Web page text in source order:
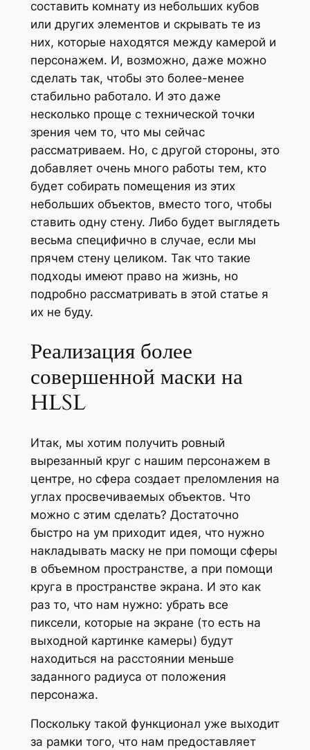
составить комнату из небольших кубов
или других элементов и скрывать те из
них, которые находятся между камерой и
персонажем. И, возможно, даже можно
сделать так, чтобы это более-менее
стабильно работало. И это даже
несколько проще с технической точки
зрения чем то, что мы сейчас
рассматриваем. Но, с другой стороны, это
добавляет очень много работы тем, кто
будет собирать помещения из этих
небольших объектов, вместо того, чтобы
ставить одну стену. Либо будет выглядеть
весьма специфично в случае, если мы
прячем стену целиком. Так что такие
подходы имеют право на жизнь, но
подробно рассматривать в этой статье я
их не буду.
Реализация более
совершенной маски на
HLSL
Итак, мы хотим получить ровный
вырезанный круг с нашим персонажем в
центре, но сфера создает преломления на
углах просвечиваемых объектов. Что
можно с этим сделать? Достаточно
быстро на ум приходит идея, что нужно
накладывать маску не при помощи сферы
в объемном пространстве, а при помощи
круга в пространстве экрана. И это как
раз то, что нам нужно: убрать все
пиксели, которые на экране (то есть на
выходной картинке камеры) будут
находиться на расстоянии меньше
заданного радиуса от положения
персонажа.
Поскольку такой функционал уже выходит
за рамки того, что нам предоставляет